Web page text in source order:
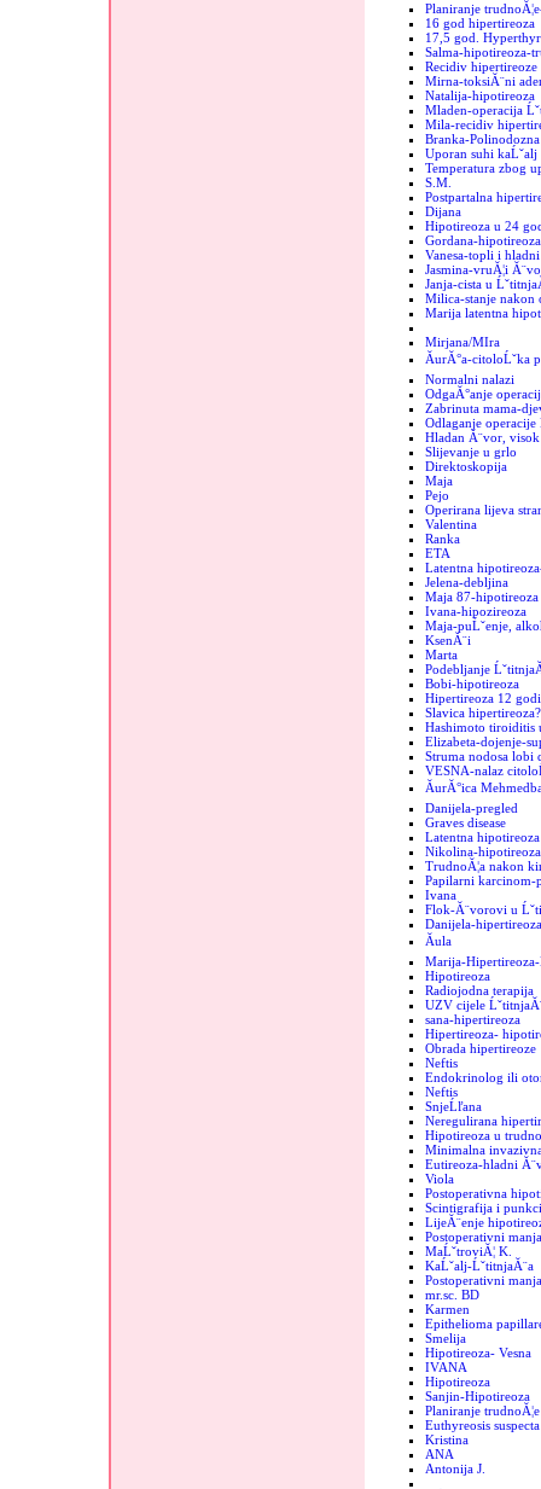
Planiranje
16 god hipertireoza
17,5 god.
Salma-hipotireoza-
Recidiv hipertireoze
Mirna-toksiĂ¨ni
Natalija-hipotireoza
Mladen-operacija
Mila-recidiv
Branka-
Uporan suhi kaĹˇalj
Temperatura zbog
S.M.
Postpartalna
Dijana
Hipotireoza u 24
Gordana-hipotireoza
Vanesa-topli i
Jasmina-vruĂ¦i
Janja-cista u
Milica-stanje nakon
Marija latentna
Mirjana/MIra
ĂurĂ°a-citoloĹˇka
Normalni nalazi
OdgaĂ°anje
Zabrinuta mama-
Odlaganje
Hladan Ă¨vor,
Slijevanje u grlo
Direktoskopija
Maja
Pejo
Operirana lijeva
Valentina
Ranka
ETA
Latentna
Jelena-debljina
Maja 87-hipotireoza
Ivana-hipozireoza
Maja-puĹˇenje,
KsenĂ¨i
Marta
Podebljanje
Bobi-hipotireoza
Hipertireoza 12
Slavica hipertireoza?
Hashimoto tiroiditis
Elizabeta-dojenje-
Struma nodosa lobi
VESNA-nalaz
ĂurĂ°ica
Danijela-pregled
Graves disease
Latentna hipotireoza
Nikolina-hipotireoza
TrudnoĂ¦a nakon
Papilarni karcinom-
Ivana
Flok-Ă¨vorovi u
Danijela-hipertireoza
Ăula
Marija-
Hipotireoza
Radiojodna terapija
UZV cijele
sana-hipertireoza
Hipertireoza-
Obrada hipertireoze
Neftis
Endokrinolog ili
Neftis
SnjeĹľana
Neregulirana
Hipotireoza u
Minimalna
Eutireoza-hladni
Viola
Postoperativna
Scintigrafija i
LijeĂ¨enje
Postoperativni
MaĹˇtroviĂ¦ K.
KaĹˇalj-ĹˇtitnjaĂ¨a
Postoperativni
mr.sc. BD
Karmen
Epithelioma
Smelija
Hipotireoza- Vesna
IVANA
Hipotireoza
Sanjin-Hipotireoza
Planiranje trudnoĂ¦e
Euthyreosis suspecta
Kristina
ANA
Antonija J.